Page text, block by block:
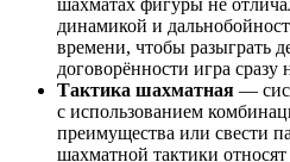
динамикой и
времени, чтобы разыграть
договорённости игра сразу
Тактика шахматная —
с использованием
преимущества или свести
шахматной тактики